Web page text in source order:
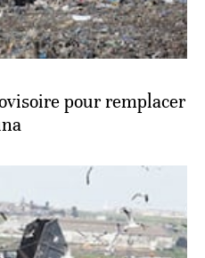
pour remplacer